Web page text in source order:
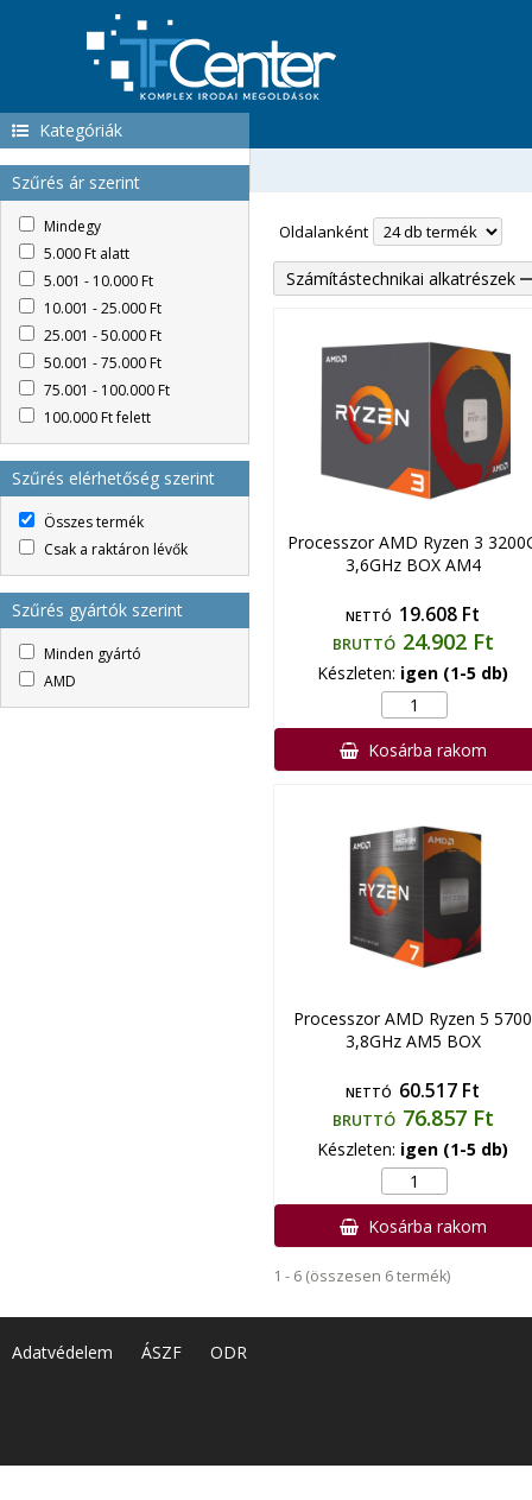
Kategóriák
Szűrés ár szerint
Mindegy
5.000 Ft alatt
5.001 - 10.000 Ft
10.001 - 25.000 Ft
25.001 - 50.000 Ft
50.001 - 75.000 Ft
75.001 - 100.000 Ft
100.000 Ft felett
Szűrés elérhetőség szerint
Összes termék
Csak a raktáron lévők
Szűrés gyártók szerint
Minden gyártó
AMD
Oldalanként
Számítástechnikai alkatrészek
Processzor AMD Ryzen 3
3,6GHz BOX AM4
NETTÓ 19.608 Ft
BRUTTÓ 24.902 Ft
Készleten: igen (1-5 db)
Kosárba rakom
Processzor AMD Ryzen 5 5700
3,8GHz AM5 BOX
NETTÓ 60.517 Ft
BRUTTÓ 76.857 Ft
Készleten: igen (1-5 db)
Kosárba rakom
1 - 6 (összesen 6 termék)
Adatvédelem ÁSZF ODR